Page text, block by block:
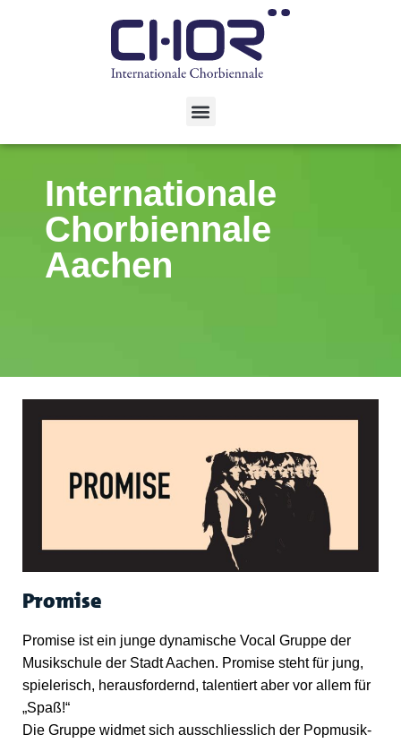
Internationale
Chorbiennale
Aachen
Promise
Promise ist ein junge dynamische Vocal Gruppe der
Musikschule der Stadt Aachen. Promise steht für jung,
spielerisch, herausfordernd, talentiert aber vor allem für
„Spaß!“
Die Gruppe widmet sich ausschliesslich der Popmusik-